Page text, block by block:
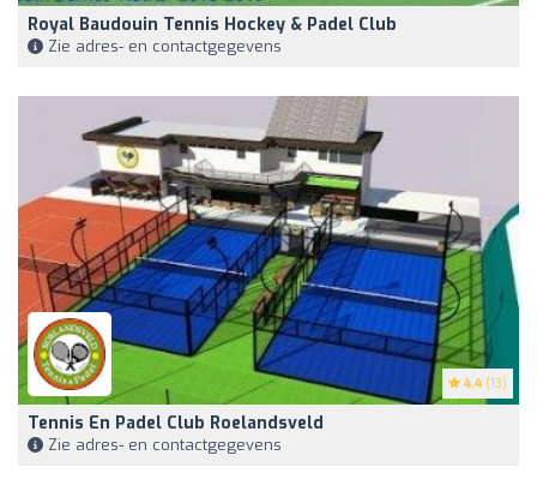
Royal Baudouin Tennis Hockey & Padel Club
Zie adres- en contactgegevens
4.4 (13)
Tennis En Padel Club Roelandsveld
Zie adres- en contactgegevens